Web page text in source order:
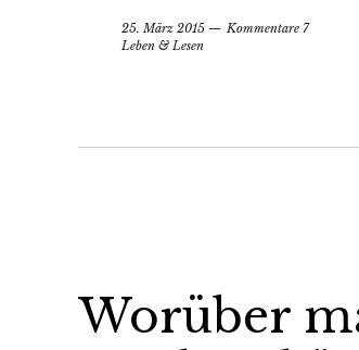
25. März 2015
Kommentare 7
Leben & Lesen
Worüber